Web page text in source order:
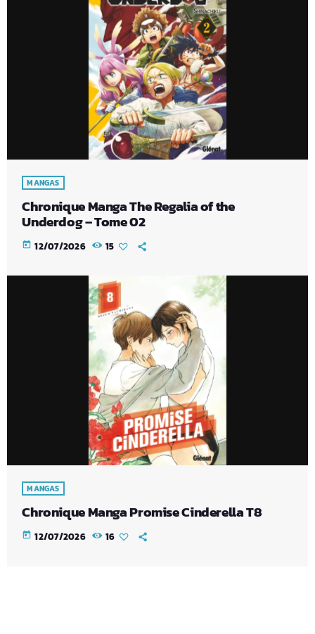
MANGAS
Chronique Manga The Regalia of the
Underdog – Tome 02
today 12/07/2026 15
MANGAS
Chronique Manga Promise Cinderella T8
today 12/07/2026 16